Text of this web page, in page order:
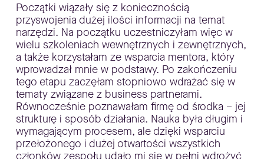
Początki wiązały się z koniecznością
przyswojenia dużej ilości informacji na temat
narzędzi. Na początku uczestniczyłam więc w
wielu szkoleniach wewnętrznych i zewnętrznych,
a także korzystałam ze wsparcia mentora, który
wprowadzał mnie w podstawy. Po zakończeniu
tego etapu zaczęłam stopniowo wdrażać się w
tematy związane z business partnerami.
Równocześnie poznawałam firmę od środka – jej
strukturę i sposób działania. Nauka była długim i
wymagającym procesem, ale dzięki wsparciu
przełożonego i dużej otwartości wszystkich
członków zespołu udało mi się w pełni wdrożyć